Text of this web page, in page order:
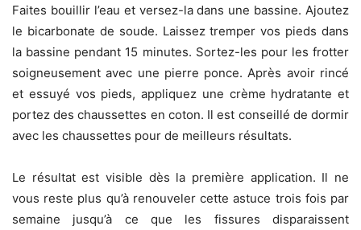
Faites bouillir l’eau et versez-la dans une bassine. Ajoutez
le bicarbonate de soude. Laissez tremper vos pieds dans
la bassine pendant 15 minutes. Sortez-les pour les frotter
soigneusement avec une pierre ponce. Après avoir rincé
et essuyé vos pieds, appliquez une crème hydratante et
portez des chaussettes en coton. Il est conseillé de dormir
avec les chaussettes pour de meilleurs résultats.
Le résultat est visible dès la première application. Il ne
vous reste plus qu’à renouveler cette astuce trois fois par
semaine jusqu’à ce que les fissures disparaissent